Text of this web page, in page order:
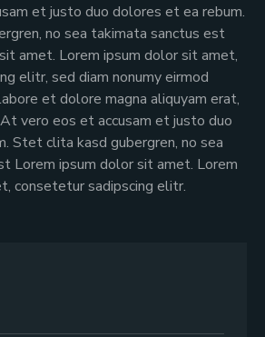
et justo duo dolores et ea rebum.
no sea takimata sanctus est
amet. Lorem ipsum dolor sit amet,
elitr, sed diam nonumy eirmod
et dolore magna aliquyam erat,
vero eos et accusam et justo duo
Stet clita kasd gubergren, no sea
Lorem ipsum dolor sit amet. Lorem
consetetur sadipscing elitr.